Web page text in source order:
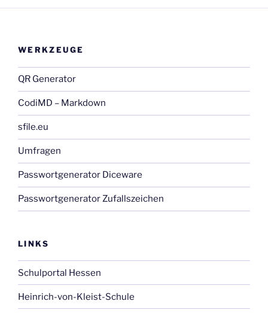
WERKZEUGE
QR Generator
CodiMD – Markdown
sfile.eu
Umfragen
Passwortgenerator Diceware
Passwortgenerator Zufallszeichen
LINKS
Schulportal Hessen
Heinrich-von-Kleist-Schule